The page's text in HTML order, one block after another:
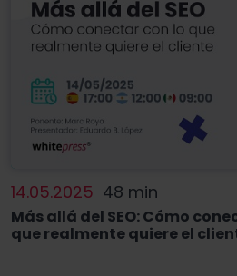
14.05.2025 48 min
Más allá del SEO: Cómo
que realmente quiere el